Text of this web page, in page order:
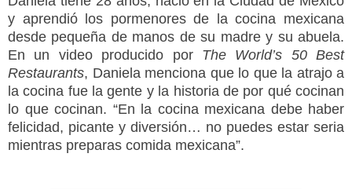
y aprendió los pormenores de la cocina mexicana
desde pequeña de manos de su madre y su abuela.
En un video producido por The World’s 50 Best
Restaurants, Daniela menciona que lo que la atrajo a
la cocina fue la gente y la historia de por qué cocinan
lo que cocinan. “En la cocina mexicana debe haber
felicidad, picante y diversión… no puedes estar seria
mientras preparas comida mexicana”.